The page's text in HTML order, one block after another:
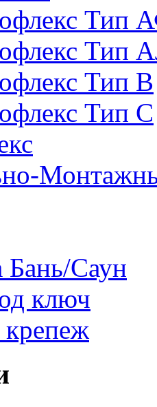
Тип
Тип
Тип В
Тип С
Бань/Cаун
ключ